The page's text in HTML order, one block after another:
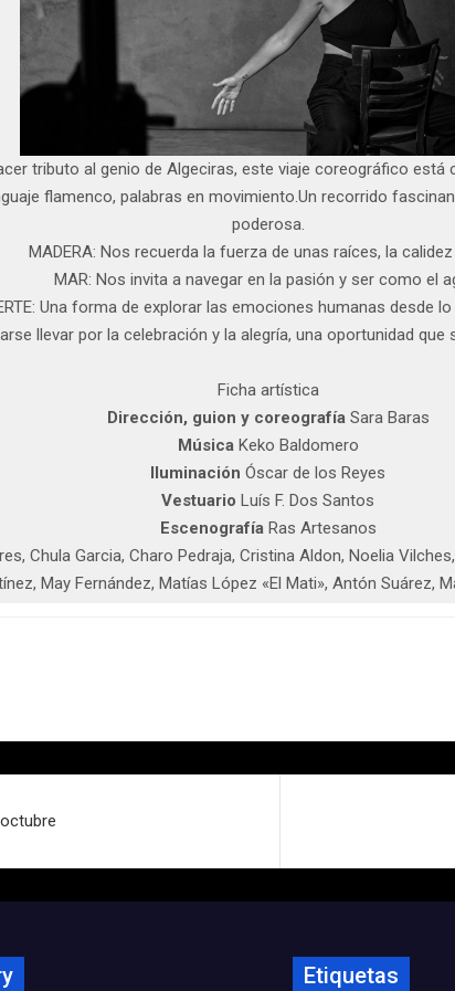
tributo al genio de Algeciras, este viaje coreográfico
flamenco, palabras en movimiento.Un recorrido
poderosa.
MADERA: Nos recuerda la fuerza de unas raíces, la calidez
MAR: Nos invita a navegar en la pasión y ser como el
Una forma de explorar las emociones humanas desde
llevar por la celebración y la alegría, una oportunidad
Ficha artística
Dirección, guion y coreografíaSara Baras
MúsicaKeko Baldomero
Iluminación Óscar de los Reyes
Vestuario Luís F. Dos Santos
EscenografíaRas Artesanos
Chula Garcia, Charo Pedraja, Cristina Aldon, Noelia
May Fernández, Matías López «El Mati», Antón Suárez,
Etiquetas